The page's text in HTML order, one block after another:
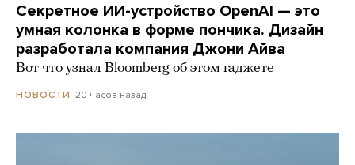
Секретное ИИ-устройство OpenAI — это
умная колонка в форме пончика. Дизайн
разработала компания Джони Айва
Вот что узнал Bloomberg об этом гаджете
НОВОСТИ 20 часов назад